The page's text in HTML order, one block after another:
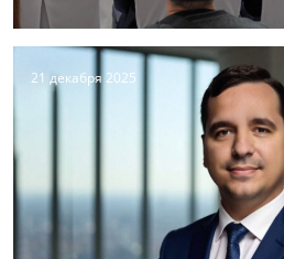
21 декабря 2025